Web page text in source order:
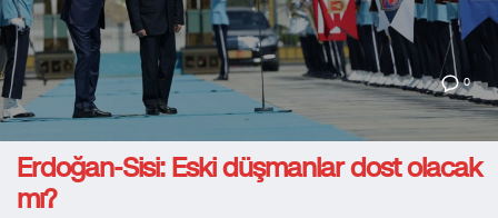
0
Erdoğan-Sisi: Eski düşmanlar dost olacak
mı?